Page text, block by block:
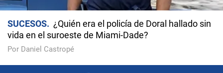
SUCESOS
¿Quién era el policía de Doral hallado sin
vida en el suroeste de Miami-Dade?
Por Daniel Castropé